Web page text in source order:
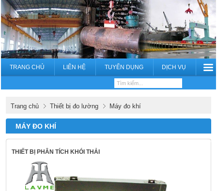
TRANG CHỦ LIÊN HỆ TUYỂN DỤNG DỊCH VỤ
Trang chủ Thiết bị đo lường Máy đo khí
MÁY ĐO KHÍ
THIẾT BỊ PHÂN TÍCH KHÓI THẢI